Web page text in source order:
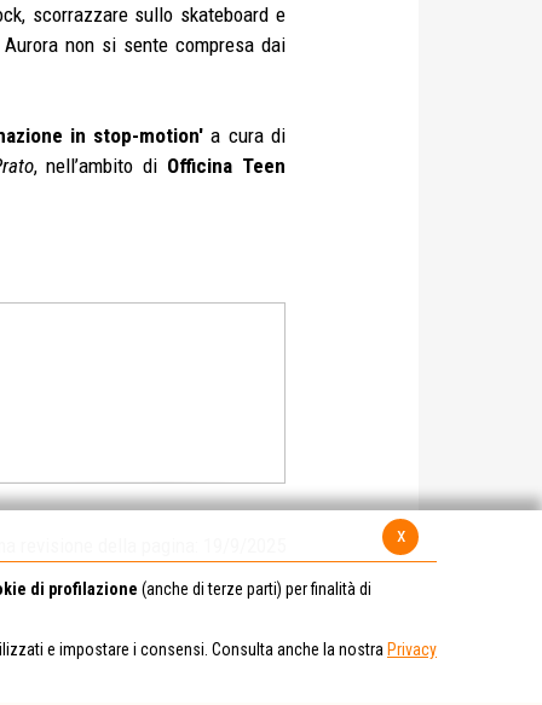
scorrazzare sullo skateboard e
non si sente compresa dai
in stop-motion' a cura di
, nell’ambito di Officina Teen
x
di profilazione (anche di terze parti) per finalità di
e impostare i consensi. Consulta anche la nostra Privacy